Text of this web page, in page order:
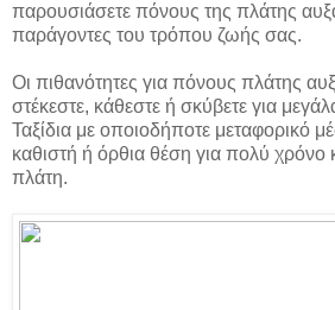
παρουσιάσετε πόνους της πλάτης
παράγοντες του τρόπου ζωής σας.
Οι πιθανότητες για πόνους πλάτης
στέκεστε, κάθεστε ή σκύβετε για
Ταξίδια με οποιοδήποτε μεταφορικό
καθιστή ή όρθια θέση για πολύ χρόνο
πλάτη.